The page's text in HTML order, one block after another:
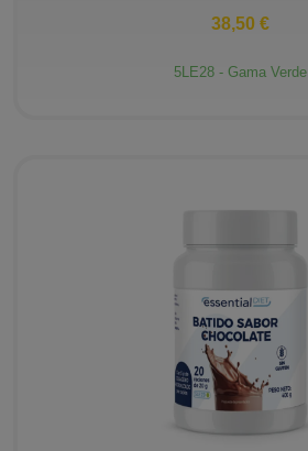
38,50 €
5LE28 - Gama Verde